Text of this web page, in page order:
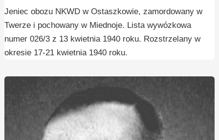
Jeniec obozu NKWD w Ostaszkowie, zamordowany w
Twerze i pochowany w Miednoje. Lista wywózkowa
numer 026/3 z 13 kwietnia 1940 roku. Rozstrzelany w
okresie 17-21 kwietnia 1940 roku.